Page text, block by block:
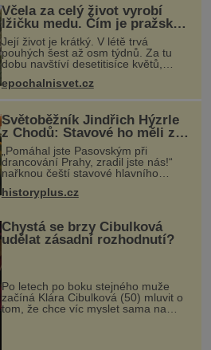
Včela za celý život vyrobí
lžičku medu. Čím je pražský
med ze střech tak ceněný?
Její život je krátký. V létě trvá
pouhých šest až osm týdnů. Za tu
dobu navštíví desetitisíce květů,
přibližně devět gramů medu –
zhruba jednu čajovou lžičku. Sama o
epochalnisvet.cz
Světoběžník Jindřich Hýzrle
z Chodů: Stavové ho měli za
zrádce
„Pomáhal jste Pasovským při
drancování Prahy, zradil jste nás!“
nařknou čeští stavové hlavního
Jindřich se však zastrašit nenechá.
historyplus.cz
Chystá se brzy Cibulková
udělat zásadní rozhodnutí?
Po letech po boku stejného muže
začíná Klára Cibulková (50) mluvit o
tom, že chce víc myslet sama na